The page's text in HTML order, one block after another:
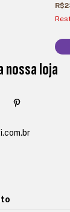
nossa loja